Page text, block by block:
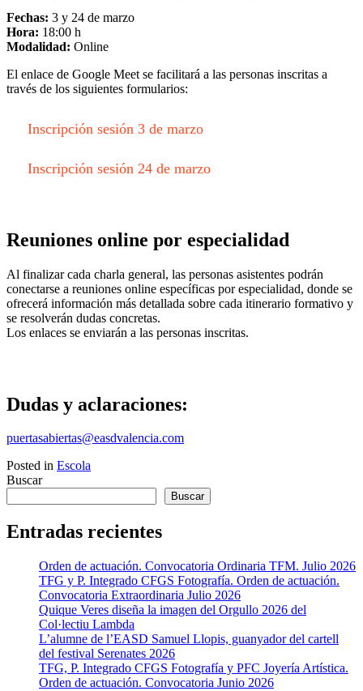
Fechas: 3 y 24 de marzo
Hora: 18:00 h
Modalidad: Online
El enlace de Google Meet se facilitará a las personas inscritas a
través de los siguientes formularios:
Inscripción sesión 3 de marzo
Inscripción sesión 24 de marzo
Reuniones online por especialidad
Al finalizar cada charla general, las personas asistentes podrán
conectarse a reuniones online específicas por especialidad, donde se
ofrecerá información más detallada sobre cada itinerario formativo y
se resolverán dudas concretas.
Los enlaces se enviarán a las personas inscritas.
Dudas y aclaraciones:
puertasabiertas@easdvalencia.com
Posted in Escola
Buscar
Buscar
Entradas recientes
Orden de actuación. Convocatoria Ordinaria TFM. Julio 2026
TFG y P. Integrado CFGS Fotografía. Orden de actuación.
Convocatoria Extraordinaria Julio 2026
Quique Veres diseña la imagen del Orgullo 2026 del
Col·lectiu Lambda
L’alumne de l’EASD Samuel Llopis, guanyador del cartell
del festival Serenates 2026
TFG, P. Integrado CFGS Fotografía y PFC Joyería Artística.
Orden de actuación. Convocatoria Junio 2026